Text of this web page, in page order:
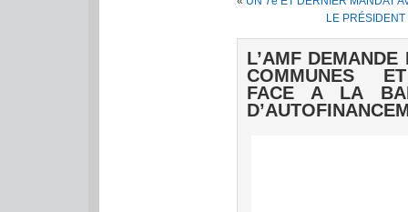
LE
L’AMF
COMMUNES
FACE A LA